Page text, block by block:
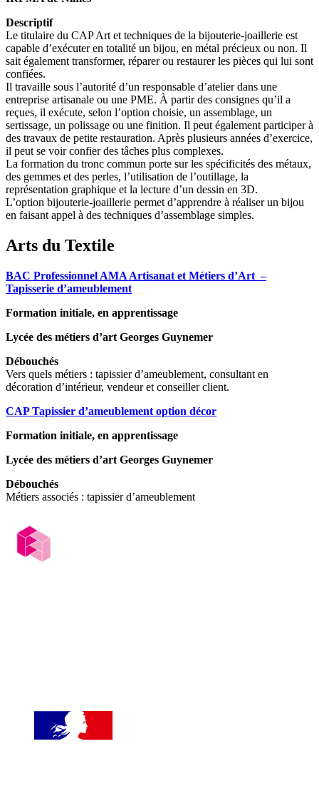
Descriptif
Le titulaire du CAP Art et techniques de la bijouterie-joaillerie est
capable d’exécuter en totalité un bijou, en métal précieux ou non. Il
sait également transformer, réparer ou restaurer les pièces qui lui sont
confiées.
Il travaille sous l’autorité d’un responsable d’atelier dans une
entreprise artisanale ou une PME. À partir des consignes qu’il a
reçues, il exécute, selon l’option choisie, un assemblage, un
sertissage, un polissage ou une finition. Il peut également participer à
des travaux de petite restauration. Après plusieurs années d’exercice,
il peut se voir confier des tâches plus complexes.
La formation du tronc commun porte sur les spécificités des métaux,
des gemmes et des perles, l’utilisation de l’outillage, la
représentation graphique et la lecture d’un dessin en 3D.
L’option bijouterie-joaillerie permet d’apprendre à réaliser un bijou
en faisant appel à des techniques d’assemblage simples.
Arts du Textile
BAC Professionnel AMA Artisanat et Métiers d’Art –
Tapisserie d’ameublement
Formation initiale, en apprentissage
Lycée des métiers d’art Georges Guynemer
Débouchés
Vers quels métiers : tapissier d’ameublement, consultant en
décoration d’intérieur, vendeur et conseiller client.
CAP Tapissier d’ameublement option décor
Formation initiale, en apprentissage
Lycée des métiers d’art Georges Guynemer
Débouchés
Métiers associés : tapissier d’ameublement